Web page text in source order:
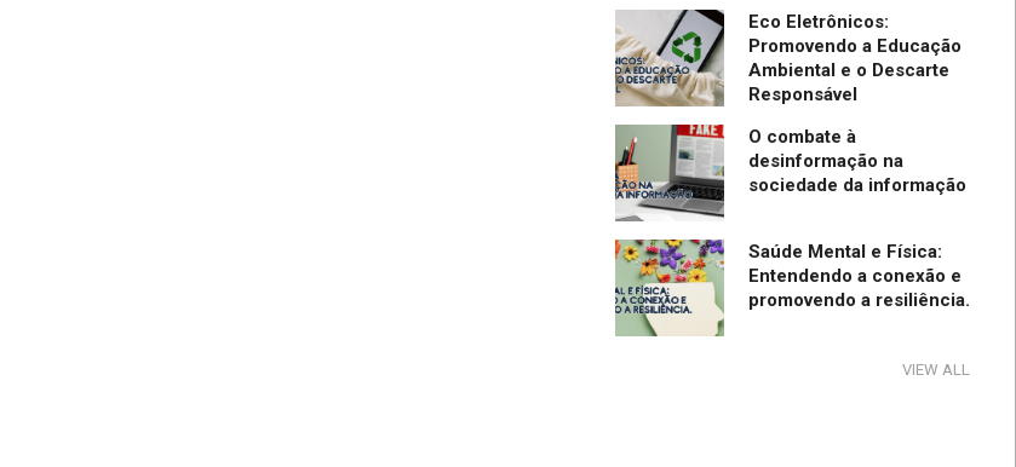
Eco Eletrônicos:
Promovendo a Educação
Ambiental e o Descarte
Responsável
O combate à
desinformação na
sociedade da informação
Saúde Mental e Física:
Entendendo a conexão e
promovendo a resiliência.
Tecnologia e Direito na
VIEW ALL